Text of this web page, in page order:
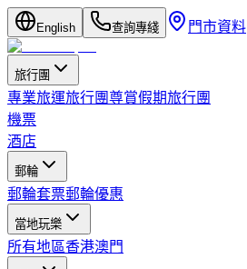
English 查詢專綫 門市資料
旅行團
專業旅運旅行團尊賞假期旅行團
機票
酒店
郵輪
郵輪套票郵輪優惠
當地玩樂
所有地區香港澳門